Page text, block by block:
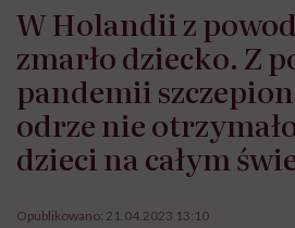
W Holandii z
zmarło dziecko. Z
pandemii
odrze nie
dzieci na całym
Opublikowano: 21.04.2023 13:10